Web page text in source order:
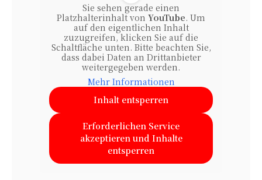
Sie sehen gerade einen
Platzhalterinhalt von YouTube. Um
auf den eigentlichen Inhalt
zuzugreifen, klicken Sie auf die
Schaltfläche unten. Bitte beachten Sie,
dass dabei Daten an Drittanbieter
weitergegeben werden.
Mehr Informationen
Inhalt entsperren
Erforderlichen Service
akzeptieren und Inhalte
entsperren